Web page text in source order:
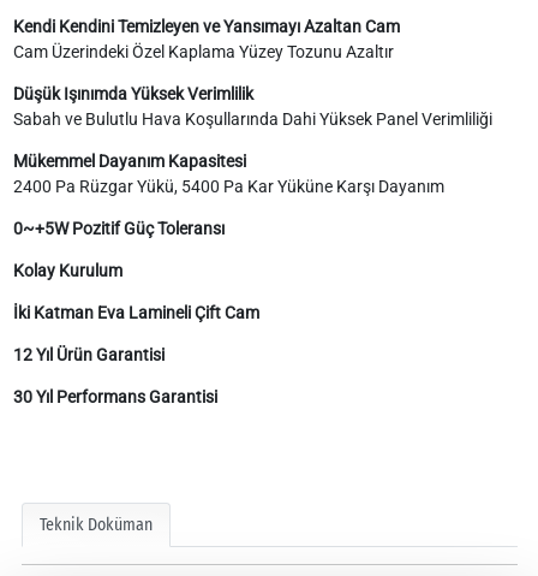
Kendi Kendini Temizleyen ve Yansımayı Azaltan Cam
Cam Üzerindeki Özel Kaplama Yüzey Tozunu Azaltır
Düşük Işınımda Yüksek Verimlilik
Sabah ve Bulutlu Hava Koşullarında Dahi Yüksek Panel Verimliliği
Mükemmel Dayanım Kapasitesi
2400 Pa Rüzgar Yükü, 5400 Pa Kar Yüküne Karşı Dayanım
0~+5W Pozitif Güç Toleransı
Kolay Kurulum
İki Katman Eva Lamineli Çift Cam
12 Yıl Ürün Garantisi
30 Yıl Performans Garantisi
Teknik Doküman